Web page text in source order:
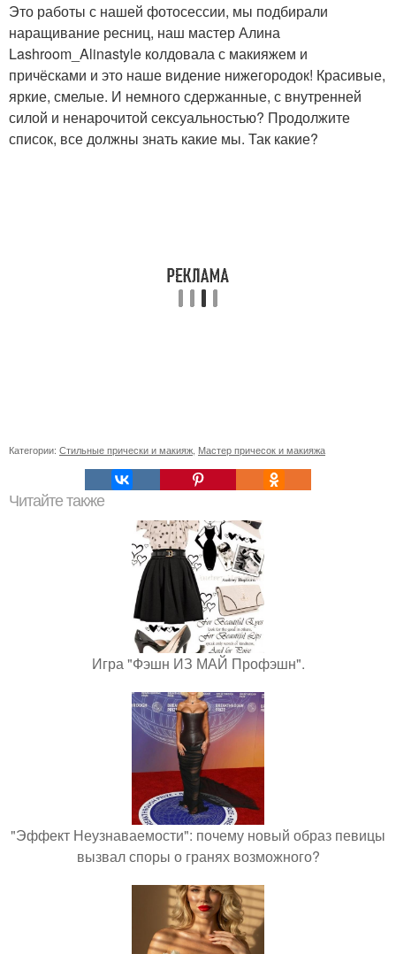
Это работы с нашей фотосессии, мы подбирали
наращивание ресниц, наш мастер Алина
Lashroom_Alinastyle колдовала с макияжем и
причёсками и это наше видение нижегородок! Красивые,
яркие, смелые. И немного сдержанные, с внутренней
силой и ненарочитой сексуальностью? Продолжите
список, все должны знать какие мы. Так какие?
Категории: Стильные прически и макияж Мастер причесок и макияжа
Читайте также
Игра "Фэшн ИЗ МАЙ Профэшн".
"Эффект Неузнаваемости": почему новый образ певицы
вызвал споры о гранях возможного?